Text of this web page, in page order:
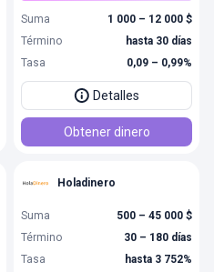
Suma
1 000 – 12 000 $
Término
hasta 30 días
Tasa
0,09 – 0,99%
Detalles
Obtener dinero
Holadinero
Suma
500 – 45 000 $
Término
30 – 180 días
Tasa
hasta 3 752%